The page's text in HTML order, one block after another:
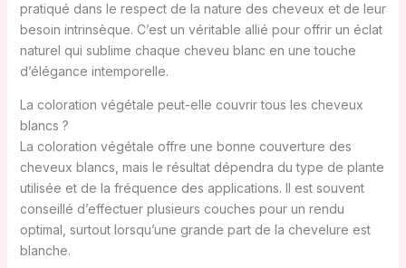
pratiqué dans le respect de la nature des cheveux et de leur
besoin intrinsèque. C’est un véritable allié pour offrir un éclat
naturel qui sublime chaque cheveu blanc en une touche
d’élégance intemporelle.
La coloration végétale peut-elle couvrir tous les cheveux
blancs ?
La coloration végétale offre une bonne couverture des
cheveux blancs, mais le résultat dépendra du type de plante
utilisée et de la fréquence des applications. Il est souvent
conseillé d’effectuer plusieurs couches pour un rendu
optimal, surtout lorsqu’une grande part de la chevelure est
blanche.